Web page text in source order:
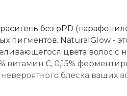
без pPD
пигментов. NaturalGlow -
цвета волос с
витамин С, 0,15%
блеска ваших